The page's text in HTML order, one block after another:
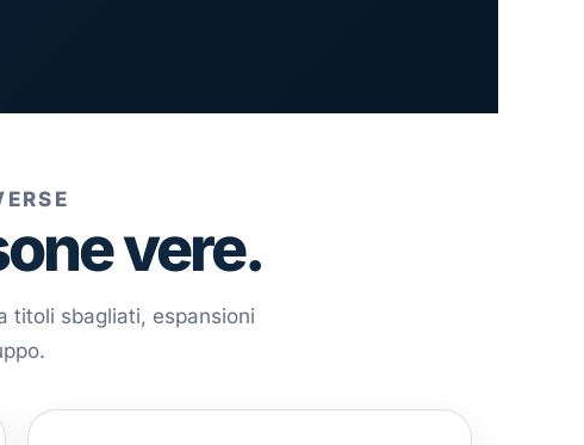
vere.
titoli sbagliati, espansioni